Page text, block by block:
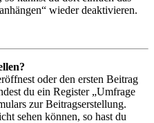
wieder deaktivieren.
oder den ersten Beitrag
du ein Register „Umfrage
zur Beitragserstellung.
sehen können, so hast du